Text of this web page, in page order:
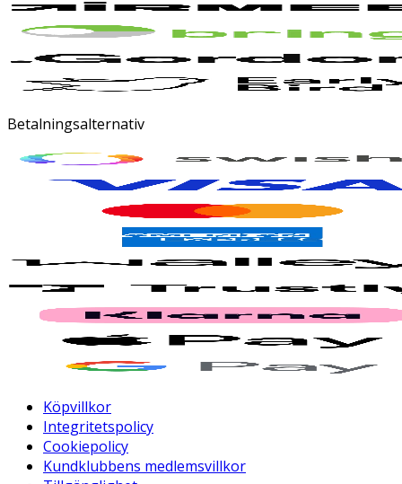
Betalningsalternativ
Köpvillkor
Integritetspolicy
Cookiepolicy
Kundklubbens medlemsvillkor